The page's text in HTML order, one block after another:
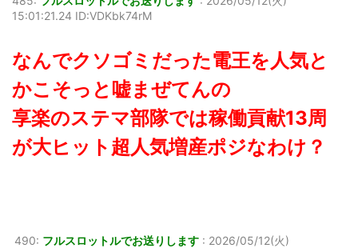
15:01:21.24 ID:VDKbk74rM
なんでクソゴミだった電王を人気と
かこそっと嘘まぜてんの
享楽のステマ部隊では稼働貢献13周
が大ヒット超人気増産ポジなわけ？
490: フルスロットルでお送りします : 2026/05/12(火)